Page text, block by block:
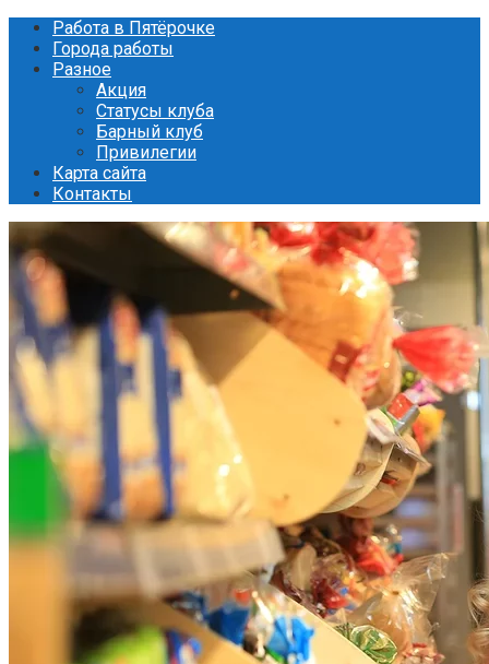
Перейти
контенту
Работа в Пятёрочке
Города работы
Разное
Акция
Статусы клуба
Барный клуб
Привилегии
Карта сайта
Контакты